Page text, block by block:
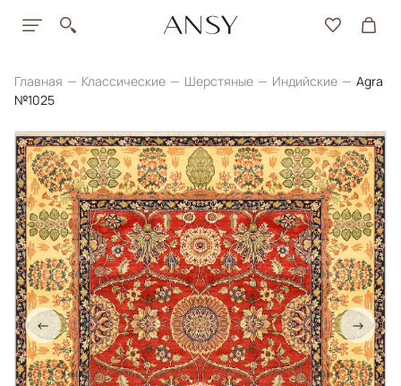
Главная Классические Шерстяные Индийские
Agra
№1025
← →